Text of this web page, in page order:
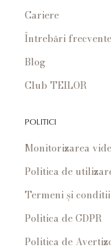
Cariere
Întrebări frecvente
Blog
Club TEILOR
POLITICI
Monitorizarea
Politica de
Termeni și conditii
Politica de GDPR
Politica de